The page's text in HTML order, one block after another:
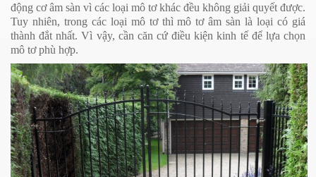
động cơ âm sàn vì các loại mô tơ khác đều không giải quyết được.
Tuy nhiên, trong các loại mô tơ thì mô tơ âm sàn là loại có giá
thành đắt nhất. Vì vậy, cần căn cứ điều kiện kinh tế để lựa chọn
mô tơ phù hợp.